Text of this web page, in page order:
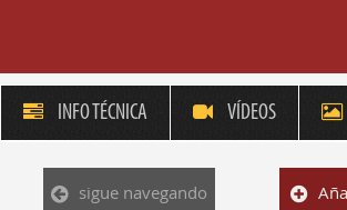
INFO TÉCNICA VÍDEOS
sigue navegando